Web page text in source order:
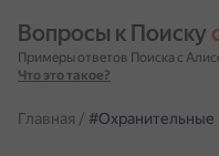
Вопросы к Поиску
Примеры ответов Поиска с
Что это такое?
Главная /